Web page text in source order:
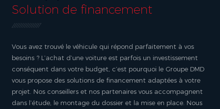
Solution de financement
Vous avez trouvé le véhicule qui répond parfaitement à vos
besoins ? L’achat d’une voiture est parfois un investissement
conséquent dans votre budget, c’est pourquoi le Groupe DMD
vous propose des solutions de financement adaptées à votre
projet. Nos conseillers et nos partenaires vous accompagnent
dans l’étude, le montage du dossier et la mise en place. Nous